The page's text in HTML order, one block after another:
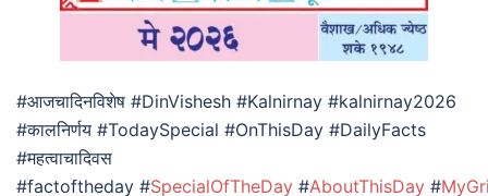
#आजचादिनविशेष #DinVishesh #Kalnirnay #kalnirnay2026
#कालनिर्णय #TodaySpecial #OnThisDay #DailyFacts
#महत्वाचादिवस
#factoftheday #SpecialOfTheDay #AboutThisDay #